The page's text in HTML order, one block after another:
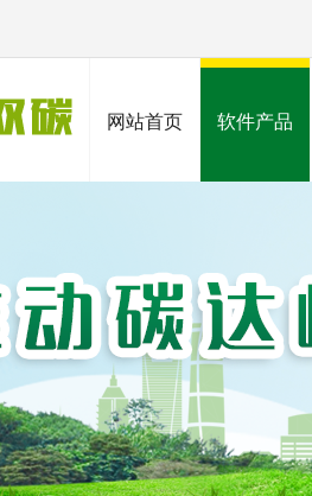
网站首页 软件产品